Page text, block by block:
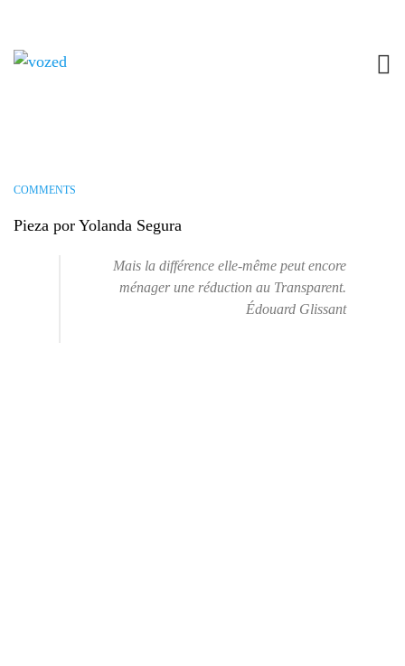
COMMENTS
Pieza por Yolanda Segura
Mais la différence elle-même peut encore
ménager une réduction au Transparent.
Édouard Glissant